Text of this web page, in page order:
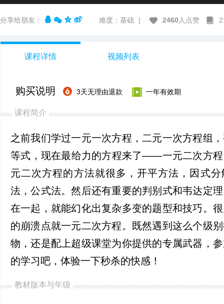
分享给朋友： 难度：基础 | 2460 人点赞
课程详情 视频列表
购买说明 3天无理由退款 一年有效期
课程简介
之前我们学过一元一次方程，二元一次方程组
等式，现在最给力的方程来了——一元二次方
元二次方程的方法就很多，开平方法，因式
法，公式法。然后还有重要的判别式和韦达定
在一起，就能幻化出复杂多变的题型和技巧。
的崩溃点就一元二次方程。既然遇到这么个级
物，还是配上超级课堂为你提供的专属武器，
的学习吧，体验一下秒杀的快感！
教材版本与年级